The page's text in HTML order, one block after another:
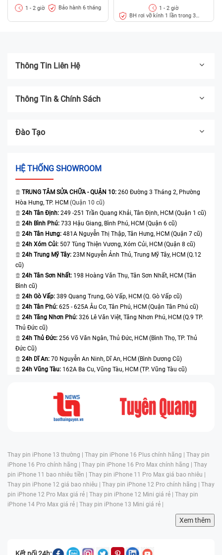
1 - 2 giờ Bảo hành 6 tháng
1 - 2 giờ
BH rơi vỡ kính 1 lần trong 3
tháng
Thông Tin Liên Hệ
Thông Tin & Chính Sách
Đào Tạo
HỆ THỐNG SHOWROOM
TRUNG TÂM SỬA CHỮA - QUẬN 10: 260 Đường 3 Tháng 2, Phường
Hòa Hưng, TP. HCM (Quận 10 cũ)
24h Tân Định: 249 -251 Trần Quang Khải, Tân Định, HCM (Quận 1 cũ)
24h Bình Phú: 733 Hậu Giang, Bình Phú, HCM (Quận 6 cũ)
24h Tân Hưng: 481A Nguyễn Thị Thập, Tân Hưng, HCM (Quận 7 cũ)
24h Xóm Củi: 507 Tùng Thiện Vương, Xóm Củi, HCM (Quận 8 cũ)
24h Trung Mỹ Tây: 23M Nguyễn Ảnh Thủ, Trung Mỹ Tây, HCM (Q.12
cũ)
24h Tân Sơn Nhất: 198 Hoàng Văn Thụ, Tân Sơn Nhất, HCM (Tân
Bình cũ)
24h Gò Vấp: 389 Quang Trung, Gò Vấp, HCM (Q. Gò Vấp cũ)
24h Tân Phú: 625 - 625A Âu Cơ, Tân Phú, HCM (Quận Tân Phú cũ)
24h Tăng Nhơn Phú: 326 Lê Văn Việt, Tăng Nhơn Phú, HCM (Q.9 TP.
Thủ Đức cũ)
24h Thủ Đức: 256 Võ Văn Ngân, Thủ Đức, HCM (Bình Thọ, TP. Thủ
Đức Cũ)
24h Dĩ An: 70 Nguyễn An Ninh, Dĩ An, HCM (Bình Dương Cũ)
24h Vũng Tàu: 162A Ba Cu, Vũng Tàu, HCM (TP. Vũng Tàu cũ)
Thay pin iPhone 13 thường | Thay pin iPhone 16 Plus chính hãng | Thay pin
iPhone 16 Pro chính hãng | Thay pin iPhone 16 Pro Max chính hãng | Thay
pin iPhone 11 bao nhiêu tiền | Thay pin iPhone 11 Pro Max giá bao nhiêu |
Thay pin iPhone 12 giá bao nhiêu | Thay pin iPhone 12 Pro chính hãng | Thay
pin iPhone 12 Pro Max giá rẻ | Thay pin iPhone 12 Mini giá rẻ | Thay pin
iPhone 14 Pro Max giá rẻ | Thay pin iPhone 13 Mini giá rẻ |
Xem thêm